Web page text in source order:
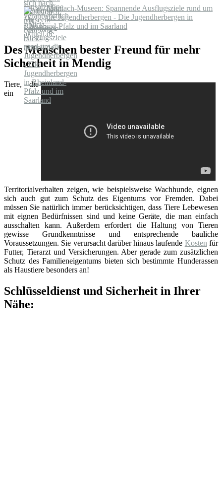
Mitmach-Museen: Spannende Ausflugsziele rund um
die Jugendherbergen - Die Jugendherbergen in
Rheinland-Pfalz und im Saarland
Des Menschen bester Freund für mehr
Sicherheit in Mendig
Tiere, die
ein
Territorialverhalten zeigen, wie beispielsweise Wachhunde, eignen
sich auch gut zum Schutz des Eigentums vor Fremden. Dabei
müssen Sie natürlich immer berücksichtigen, dass Tiere Lebewesen
mit eignen Bedürfnissen sind und keine Geräte, die man einfach
ausschalten kann. Außerdem erfordert die Haltung von Tieren
gewisse Grundkenntnisse und entsprechende bauliche
Voraussetzungen. Sie verursacht darüber hinaus laufende Kosten für
Futter, Tierarzt und Versicherungen. Aber gerade zum zusätzlichen
Schutz des Familieneigentums bieten sich bestimmte Hunderassen
als Haustiere besonders an!
Schlüsseldienst und Sicherheit in Ihrer
Nähe: